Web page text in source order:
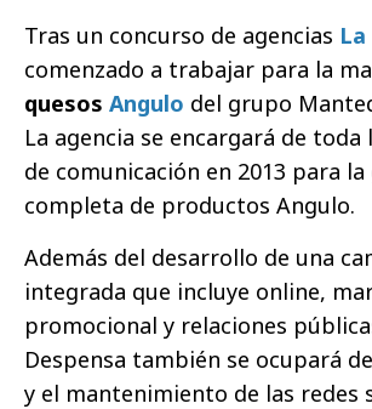
Tras un concurso de agencias
comenzado a trabajar para la
quesos Angulo del grupo
La agencia se encargará de
de comunicación en 2013 para la
completa de productos Angulo.
Además del desarrollo de una
integrada que incluye online,
promocional y relaciones
Despensa también se ocupará
y el mantenimiento de las redes